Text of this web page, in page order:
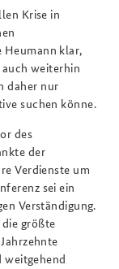
Krise in
Heumann klar,
weiterhin
daher nur
suchen könne.
des
der
Verdienste um
sei ein
Verständigung.
größte
weitgehend